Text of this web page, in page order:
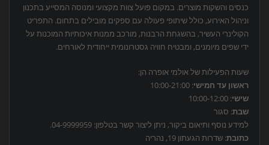
כנסים והשקות מוצרים. במקום פועל צוות מקצועי ומנוסה המסייע בתכנון
וניהול האירוע, כולל שיתופי פעולה עם ספקים מובילים בתחום. התפריט
הקולינרי העשיר, בהשגחת הרבנות, מורכב ממנות איכותיות המוכנות על
ידי שפים מיומנים, ומבטיח חוויה גסטרונומית ייחודית לאורחים.
שעות הפעילות של אולמי אופרה הן:
ראשון עד חמישי: 10:00-21:00
שישי: 10:00-12:00
שבת: סגור
למידע נוסף ותיאום ביקור, ניתן ליצור קשר בטלפון: 04-9999959.
כתובת: שדרות הגעתון 19, נהריה